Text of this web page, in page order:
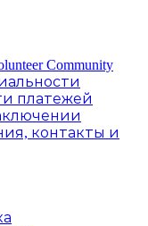
Community
платежей
контакты и